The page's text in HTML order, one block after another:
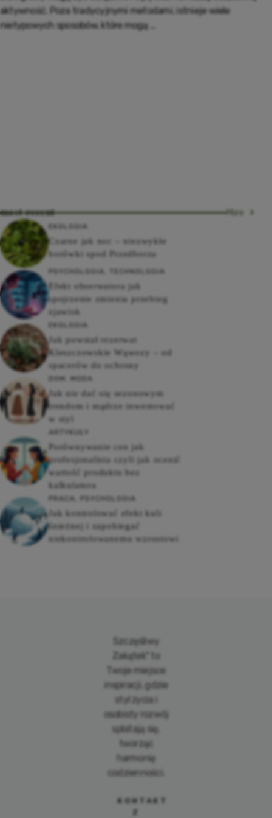
aktywność. Poza tradycyjnymi metodami, istnieje wiele
nietypowych sposobów, które mogą ...
most recent More
EKOLOGIA
Czarne jak noc – niezwykłe
borówki spod Przedborza
PSYCHOLOGIA TECHNOLOGIA
Efekt obserwatora jak
spojrzenie zmienia przebieg
zjawisk
EKOLOGIA
Jak powstał rezerwat
Kleszczowskie Wąwozy – od
spacerów do ochrony
DOM MODA
Jak nie dać się sezonowym
trendom i mądrze inwestować
w styl
ARTYKUŁY
Porównywanie cen jak
profesjonalista czyli jak ocenić
wartość produktu bez
kalkulatora
PRACA PSYCHOLOGIA
Jak kontrolować efekt kuli
śnieżnej i zapobiegać
niekontrolowanemu wzrostowi
Szczęśliwy
Zakątek" to
Twoje miejsce
inspiracji, gdzie
styl życia i
osobisty rozwój
splatają się,
tworząc
harmonię
codzienności.
KONTAKT